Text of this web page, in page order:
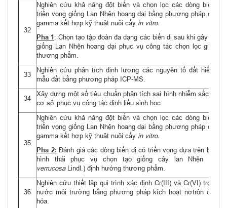
32
Nghiên cứu khả năng đột biến và chọn lọc các dòng biến dị
triển vọng giống Lan Nhện hoang dại bằng phương pháp chiếu
gamma kết hợp kỹ thuật nuôi cấy in vitro.
Pha 1: Chọn tạo tập đoàn đa dạng các biến dị sau khi gây đột
giống Lan Nhện hoang dại phục vụ công tác chọn lọc giống
thương phẩm.
33
Nghiên cứu phân tích định lượng các nguyên tố đất hiếm
mẫu đất bằng phương pháp ICP-MS.
34
Xây dựng một số tiêu chuẩn phân tích sai hình nhiễm sắc thể
cơ sở phục vụ công tác định liều sinh học.
35
Nghiên cứu khả năng đột biến và chọn lọc các dòng biến dị
triển vọng giống Lan Nhện hoang dại bằng phương pháp chiếu
gamma kết hợp kỹ thuật nuôi cấy in vitro.
Pha 2: Đánh giá các dòng biến dị có triển vọng dựa trên biểu
hình thái phục vụ chọn tạo giống cây lan Nhện (
verrucosa Lindl.) định hướng thương phẩm.
36
Nghiên cứu thiết lập qui trình xác định Cr(III) và Cr(VI) trong
nước môi trường bằng phương pháp kích hoạt nơtrôn có
hóa.